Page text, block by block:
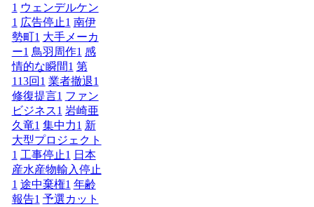
1 ウェンデルケン
1 広告停止1 南伊
勢町1 大手メーカ
ー1 鳥羽周作1 感
情的な瞬間1 第
113回 1 業者撤退1
修復提言1 ファン
ビジネス1 岩崎亜
久竜1 集中力1 新
大型プロジェクト
1 工事停止1 日本
産水産物輸入停止
1 途中棄権1 年齢
報告1 予選カット